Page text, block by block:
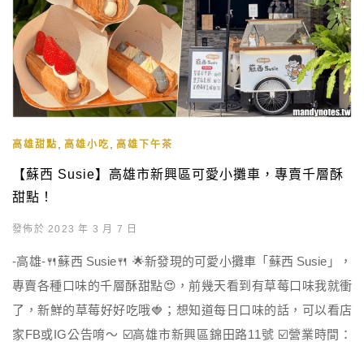
高雄甜點 高雄小吃 高雄下午茶
【蘇西 Susie】高雄市新興區可愛小攤車，專賣千層酥
甜點！
發佈於 2023 年 3 月 7 日
-高雄-🍴蘇西 Susie🍴 🌟新發現的可愛小攤車「蘇西 Susie」，
專賣各種口味的千層酥甜點😍，前幾天看到有草莓口味我就衝
了，新鮮的草莓好好吃哦🍓；想知道每日口味的話，可以看店
家FB或IG公告唷～ ☑️高雄市新興區錦田路11號 ☑️營業時間：